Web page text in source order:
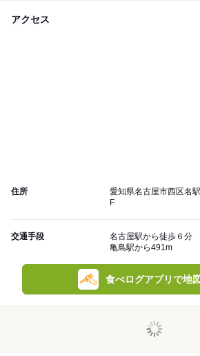
アクセス
住所
愛知県名古屋市西区名
F
交通手段
名古屋駅から徒歩６分
亀島駅から491m
食べログアプリで地